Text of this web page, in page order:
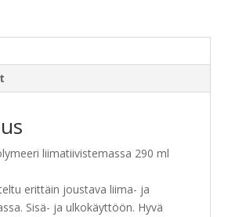
liimatiivistemassa 290 ml
erittäin joustava liima- ja
Sisä- ja ulkokäyttöön. Hyvä